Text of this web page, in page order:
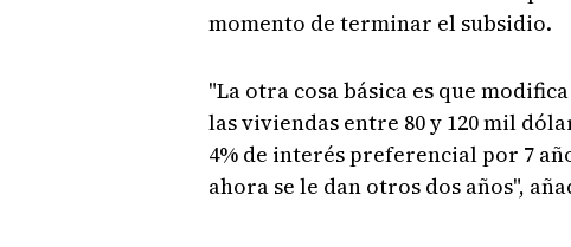
momento de terminar el subsidio.
"La otra cosa básica es que
las viviendas entre 80 y 120 mil
4% de interés preferencial por 7
ahora se le dan otros dos años",